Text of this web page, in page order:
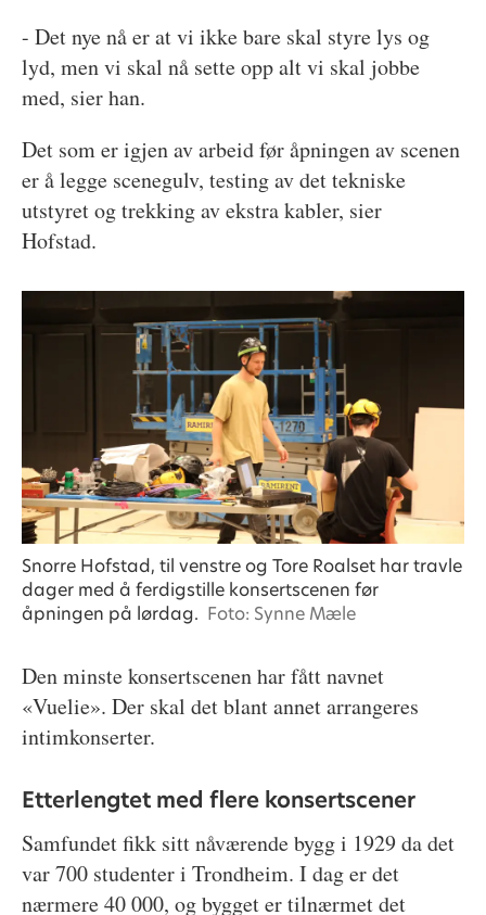
- Det nye nå er at vi ikke bare skal styre lys og
lyd, men vi skal nå sette opp alt vi skal jobbe
med, sier han.
Det som er igjen av arbeid før åpningen av scenen
er å legge scenegulv, testing av det tekniske
utstyret og trekking av ekstra kabler, sier
Hofstad.
Snorre Hofstad, til venstre og Tore Roalset har travle
dager med å ferdigstille konsertscenen før
åpningen på lørdag. Foto: Synne Mæle
Den minste konsertscenen har fått navnet
«Vuelie». Der skal det blant annet arrangeres
intimkonserter.
Etterlengtet med flere konsertscener
Samfundet fikk sitt nåværende bygg i 1929 da det
var 700 studenter i Trondheim. I dag er det
nærmere 40 000, og bygget er tilnærmet det